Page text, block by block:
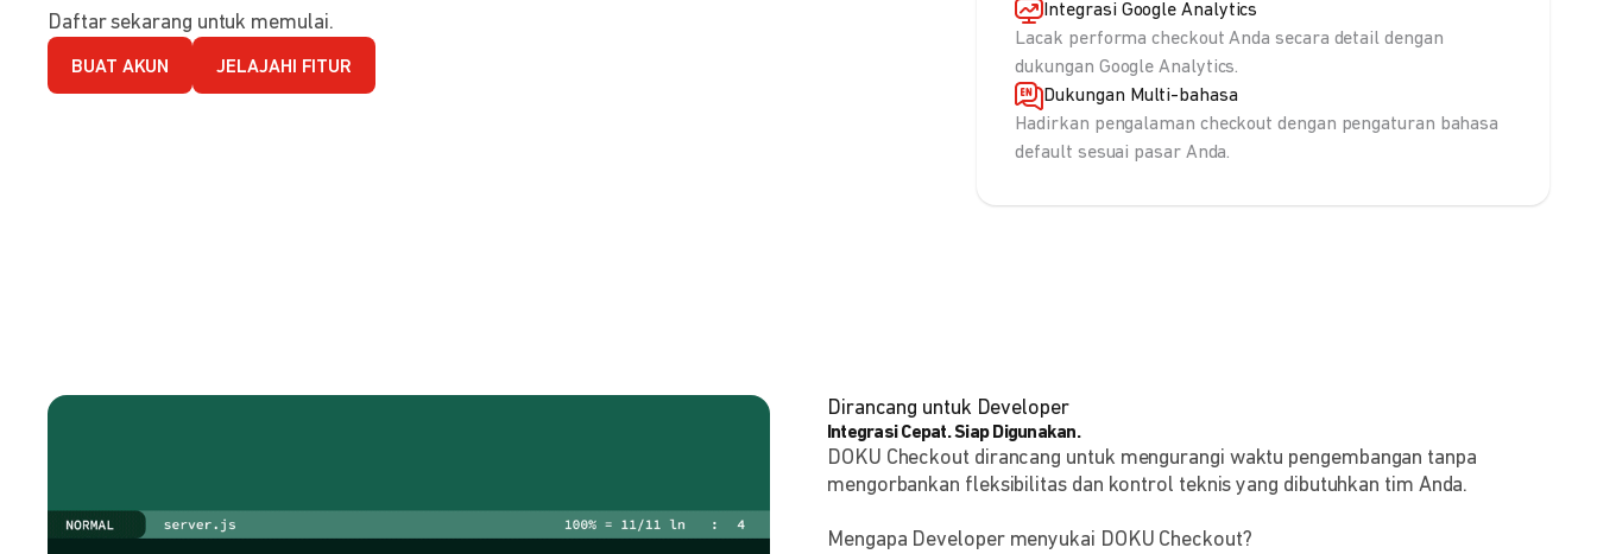
Daftar sekarang untuk memulai.
BUAT AKUN JELAJAHI FITUR
Integrasi Google Analytics
Lacak performa checkout Anda secara detail dengan
dukungan Google Analytics.
Dukungan Multi-bahasa
Hadirkan pengalaman checkout dengan pengaturan bahasa
default sesuai pasar Anda.
Dirancang untuk Developer
Integrasi Cepat. Siap Digunakan.
DOKU Checkout dirancang untuk mengurangi waktu pengembangan tanpa
mengorbankan fleksibilitas dan kontrol teknis yang dibutuhkan tim Anda.
Mengapa Developer menyukai DOKU Checkout?